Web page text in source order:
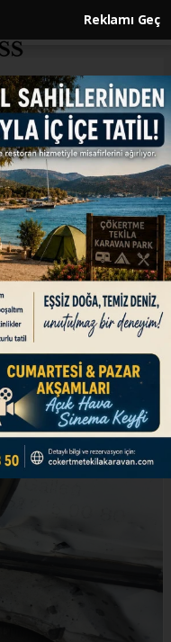
Reklamı Geç
2 vehicles
in latest
- 16:21
in Nabatieh
grenades on
ABONE OL